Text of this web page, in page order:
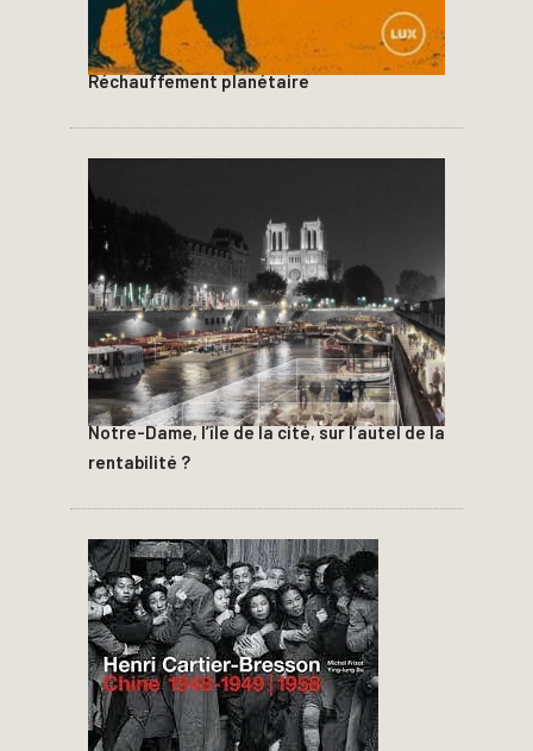
Réchauffement planétaire
Notre-Dame, l’île de la cité, sur l’autel de la
rentabilité ?